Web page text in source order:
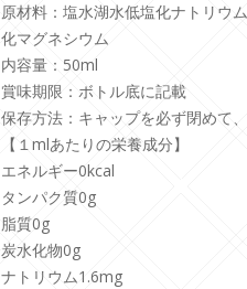
原材料：塩水湖水低塩化ナトリウ
化マグネシウム
内容量：50ml
賞味期限：ボトル底に記載
保存方法：キャップを必ず閉めて
【１mlあたりの栄養成分】
エネルギー0kcal
タンパク質0g
脂質0g
炭水化物0g
ナトリウム1.6mg